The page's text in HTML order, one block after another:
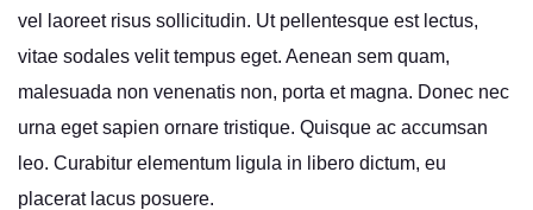
vel laoreet risus sollicitudin. Ut pellentesque est lectus,
vitae sodales velit tempus eget. Aenean sem quam,
malesuada non venenatis non, porta et magna. Donec nec
urna eget sapien ornare tristique. Quisque ac accumsan
leo. Curabitur elementum ligula in libero dictum, eu
placerat lacus posuere.